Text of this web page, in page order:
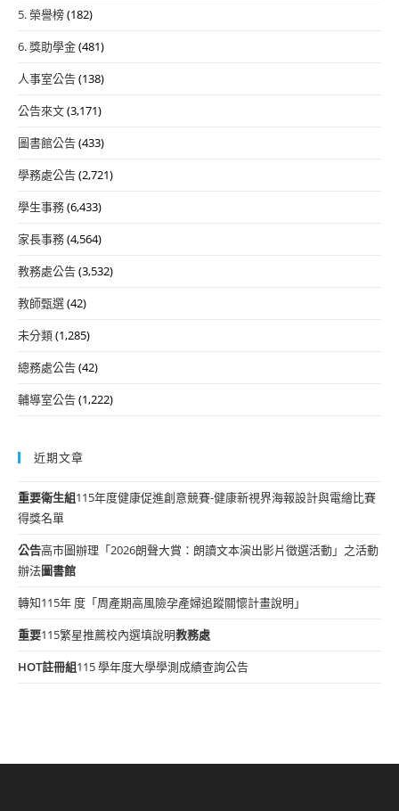
5. 榮譽榜(182)
6. 獎助學金(481)
人事室公告(138)
公告來文(3,171)
圖書館公告(433)
學務處公告(2,721)
學生事務(6,433)
家長事務(4,564)
教務處公告(3,532)
教師甄選(42)
未分類(1,285)
總務處公告(42)
輔導室公告(1,222)
近期文章
重要衛生組115年度健康促進創意競賽-健康新視界海報設計與電繪比賽
得獎名單
公告高市圖辦理「2026朗聲大賞：朗讀文本演出影片徵選活動」之活動
辦法圖書館
轉知115年 度「周產期高風險孕產婦追蹤關懷計畫說明」
重要115繁星推薦校內選填說明教務處
HOT註冊組115 學年度大學學測成績查詢公告